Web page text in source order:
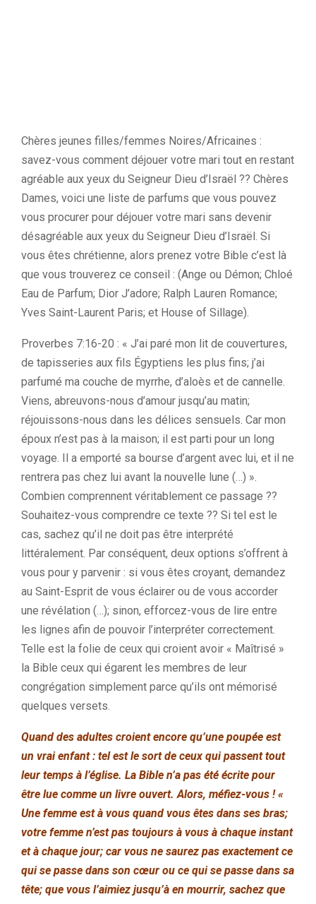
Chères jeunes filles/femmes Noires/Africaines :
savez-vous comment déjouer votre mari tout en restant
agréable aux yeux du Seigneur Dieu d’Israël ?? Chères
Dames, voici une liste de parfums que vous pouvez
vous procurer pour déjouer votre mari sans devenir
désagréable aux yeux du Seigneur Dieu d’Israël. Si
vous êtes chrétienne, alors prenez votre Bible c’est là
que vous trouverez ce conseil : (Ange ou Démon; Chloé
Eau de Parfum; Dior J’adore; Ralph Lauren Romance;
Yves Saint-Laurent Paris; et House of Sillage).
Proverbes 7:16-20 : « J’ai paré mon lit de couvertures,
de tapisseries aux fils Égyptiens les plus fins; j’ai
parfumé ma couche de myrrhe, d’aloès et de cannelle.
Viens, abreuvons-nous d’amour jusqu’au matin;
réjouissons-nous dans les délices sensuels. Car mon
époux n’est pas à la maison; il est parti pour un long
voyage. Il a emporté sa bourse d’argent avec lui, et il ne
rentrera pas chez lui avant la nouvelle lune (…) ».
Combien comprennent véritablement ce passage ??
Souhaitez-vous comprendre ce texte ?? Si tel est le
cas, sachez qu’il ne doit pas être interprété
littéralement. Par conséquent, deux options s’offrent à
vous pour y parvenir : si vous êtes croyant, demandez
au Saint-Esprit de vous éclairer ou de vous accorder
une révélation (…); sinon, efforcez-vous de lire entre
les lignes afin de pouvoir l’interpréter correctement.
Telle est la folie de ceux qui croient avoir « Maîtrisé »
la Bible ceux qui égarent les membres de leur
congrégation simplement parce qu’ils ont mémorisé
quelques versets.
Quand des adultes croient encore qu’une poupée est
un vrai enfant : tel est le sort de ceux qui passent tout
leur temps à l’église. La Bible n’a pas été écrite pour
être lue comme un livre ouvert. Alors, méfiez-vous ! «
Une femme est à vous quand vous êtes dans ses bras;
votre femme n’est pas toujours à vous à chaque instant
et à chaque jour; car vous ne saurez pas exactement ce
qui se passe dans son cœur ou ce qui se passe dans sa
tête; que vous l’aimiez jusqu’à en mourrir, sachez que